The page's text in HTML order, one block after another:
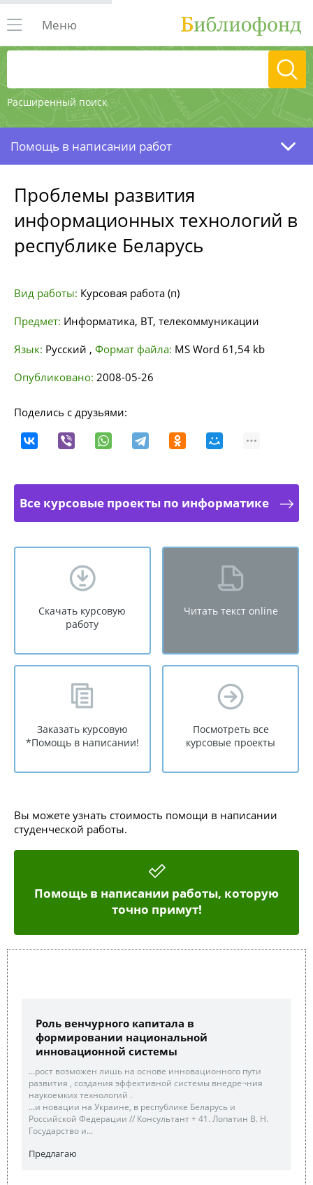
Расширенный поиск
Меню
Помощь в написании работ
Проблемы развития
информационных технологий в
республике Беларусь
Вид работы: Курсовая работа (п)
Предмет: Информатика, ВТ, телекоммуникации
Язык: Русский , Формат файла: MS Word 61,54 kb
Опубликовано: 2008-05-26
Поделись с друзьями:
Все курсовые проекты по информатике
Скачать курсовую
работу
Читать текст online
Заказать курсовую
*Помощь в написании!
Посмотреть все
курсовые проекты
Вы можете узнать стоимость помощи в написании
студенческой работы.
Помощь в написании работы, которую
точно примут!
Роль венчурного капитала в
формировании национальной
инновационной системы
...рост возможен лишь на основе инновационного пути
развития , создания эффективной системы внедре¬ния
наукоемких технологий .
...и новации на Украине, в республике Беларусь и
Российской Федерации // Консультант + 41. Лопатин В. Н.
Государство и...
Предлагаю